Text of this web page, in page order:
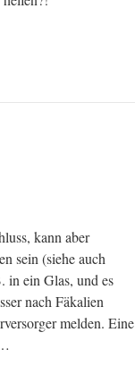
kann aber
sein (siehe auch
in ein Glas, und es
nach Fäkalien
melden. Eine